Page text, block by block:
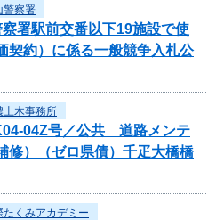
警察署
署駅前交番以下19施設で使
契約）に係る一般競争入札公
土木事務所
04Z号／公共 道路メンテ
修）（ゼロ県債）千疋大橋橋
たくみアカデミー